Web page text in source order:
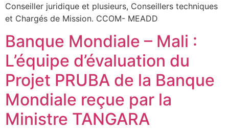
Conseiller juridique et plusieurs, Conseillers techniques
et Chargés de Mission. CCOM- MEADD
Banque Mondiale – Mali :
L’équipe d’évaluation du
Projet PRUBA de la Banque
Mondiale reçue par la
Ministre TANGARA